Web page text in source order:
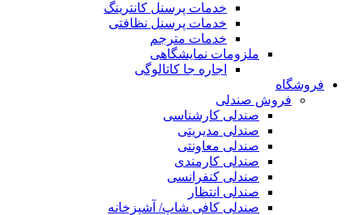
خدمات پرسنل کانترینگ
خدمات پرسنل نظافتی
خدمات مترجم
ملزومات نمایشگاهی
اجاره جا کاتالوگی
فروشگاه
فروش صندلی
صندلی کارشناسی
صندلی مدیریتی
صندلی معاونتی
صندلی کارمندی
صندلی کنفرانسی
صندلی انتظار
صندلی کافی شاپ/ آشپزخانه